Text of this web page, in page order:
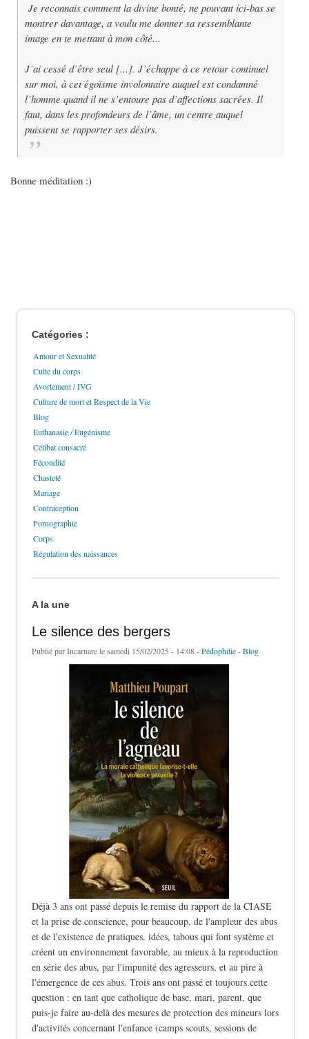
Je reconnais comment la divine bonté, ne pouvant ici-bas se
montrer davantage, a voulu me donner sa ressemblante
image en te mettant à mon côté...
J’ai cessé d’être seul [...]. J’échappe à ce retour continuel
sur moi, à cet égoïsme involontaire auquel est condamné
l’homme quand il ne s’entoure pas d’affections sacrées. Il
faut, dans les profondeurs de l’âme, un centre auquel
puissent se rapporter ses désirs.
Bonne méditation :)
Catégories :
Amour et Sexualité
Culte du corps
Avortement / IVG
Culture de mort et Respect de la Vie
Blog
Euthanasie / Eugénisme
Célibat consacré
Fécondité
Chasteté
Mariage
Contraception
Pornographie
Corps
Régulation des naissances
A la une
Le silence des bergers
Publié parIncarnarele samedi 15/02/2025 - 14:08 -Pédophilie-Blog
Déjà 3 ans ont passé depuis le remise du rapport de la CIASE
et la prise de conscience, pour beaucoup, de l'ampleur des abus
et de l'existence de pratiques, idées, tabous qui font système et
créent un environnement favorable, au mieux à la reproduction
en série des abus, par l'impunité des agresseurs, et au pire à
l'émergence de ces abus. Trois ans ont passé et toujours cette
question : en tant que catholique de base, mari, parent, que
puis-je faire au-delà des mesures de protection des mineurs lors
d'activités concernant l'enfance (camps scouts, sessions de